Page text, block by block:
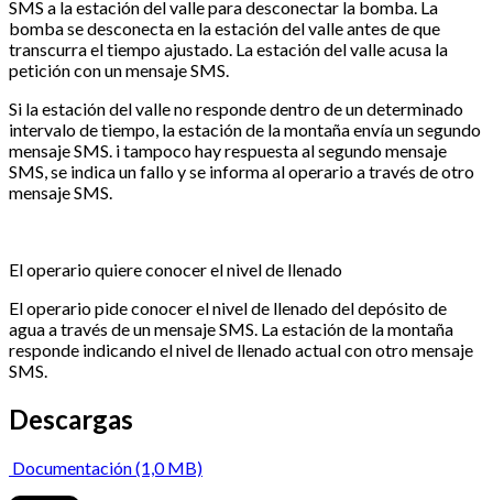
SMS a la estación del valle para desconectar la bomba. La
bomba se desconecta en la estación del valle antes de que
transcurra el tiempo ajustado. La estación del valle acusa la
petición con un mensaje SMS.
Si la estación del valle no responde dentro de un determinado
intervalo de tiempo, la estación de la montaña envía un segundo
mensaje SMS. i tampoco hay respuesta al segundo mensaje
SMS, se indica un fallo y se informa al operario a través de otro
mensaje SMS.
El operario quiere conocer el nivel de llenado
El operario pide conocer el nivel de llenado del depósito de
agua a través de un mensaje SMS. La estación de la montaña
responde indicando el nivel de llenado actual con otro mensaje
SMS.
Descargas
Documentación (1,0 MB)